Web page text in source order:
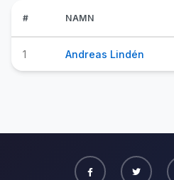
# NAMN
1 Andreas Lindén